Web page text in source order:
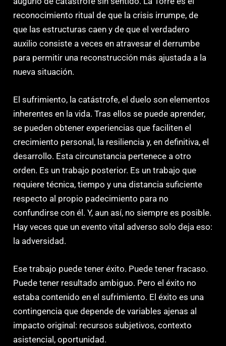
reconocimiento ritual de que la crisis irrumpe, de
que las estructuras caen y de que el verdadero
auxilio consiste a veces en atravesar el derrumbe
para permitir una reconstrucción más ajustada a la
nueva situación.
El sufrimiento, la catástrofe, el duelo son elementos
inherentes en la vida. Tras ellos se puede aprender,
se pueden obtener experiencias que faciliten el
crecimiento personal, la resiliencia y, en definitiva, el
desarrollo. Esta circunstancia pertenece a otro
orden. Es un trabajo posterior. Es un trabajo que
requiere técnica, tiempo y una distancia suficiente
respecto al propio padecimiento para no
confundirse con él. Y, aun así, no siempre es posible.
Hay veces que un evento vital adverso solo deja eso:
la adversidad.
Ese trabajo puede tener éxito. Puede tener fracaso.
Puede tener resultado ambiguo. Pero el éxito no
estaba contenido en el sufrimiento. El éxito es una
contingencia que depende de variables ajenas al
impacto original: recursos subjetivos, contexto
asistencial, oportunidad.